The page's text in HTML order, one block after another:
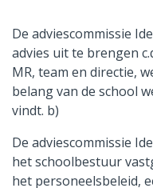
De adviescommissie
advies uit te brengen
MR, team en directie,
belang van de school
vindt. b)
De adviescommissie
het schoolbestuur
het personeelsbeleid,